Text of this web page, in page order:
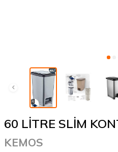
60 LİTRE SLİM
KEMOS